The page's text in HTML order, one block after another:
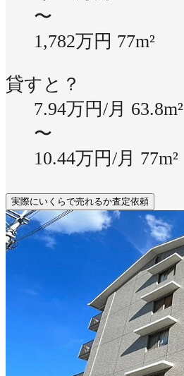
〜
1,782万円 77m²
貸すと？
7.94万円/月 63.8m²
〜
10.44万円/月 77m²
実際にいくらで売れるか査定依頼